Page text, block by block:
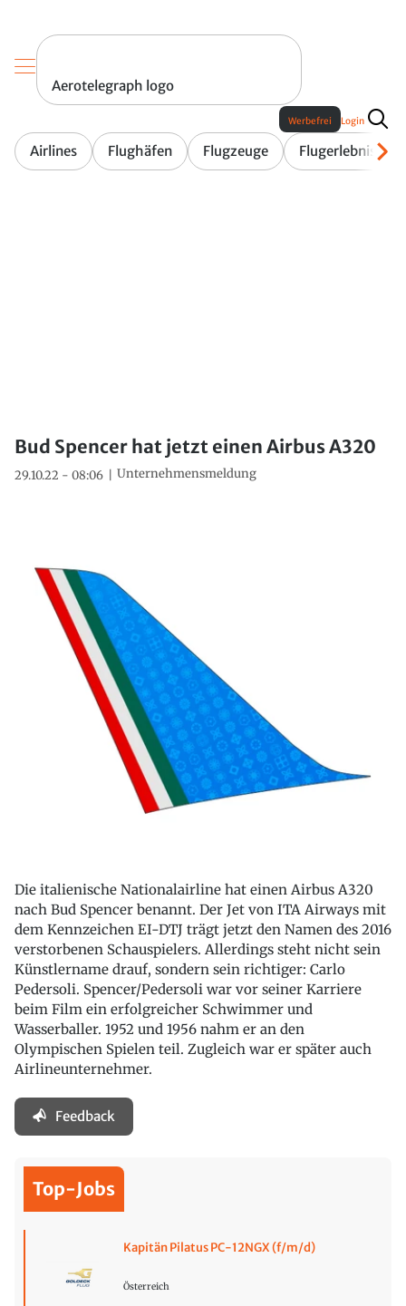
Aerotelegraph logo
Airlines Flughäfen Flugzeuge Flugerlebnis
Werbefrei Login
Bud Spencer hat jetzt einen Airbus A320
29.10.22 - 08:06 Unternehmensmeldung
Die italienische Nationalairline hat einen Airbus A320
nach Bud Spencer benannt. Der Jet von ITA Airways mit
dem Kennzeichen EI-DTJ trägt jetzt den Namen des 2016
verstorbenen Schauspielers. Allerdings steht nicht sein
Künstlername drauf, sondern sein richtiger: Carlo
Pedersoli. Spencer/Pedersoli war vor seiner Karriere
beim Film ein erfolgreicher Schwimmer und
Wasserballer. 1952 und 1956 nahm er an den
Olympischen Spielen teil. Zugleich war er später auch
Airlineunternehmer.
Feedback
Top-Jobs
Kapitän Pilatus PC-12NGX (f/m/d)
Österreich